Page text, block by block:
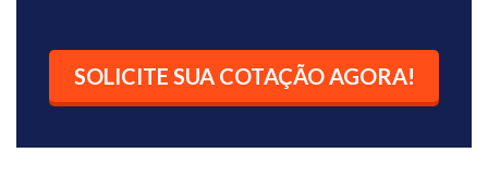
SOLICITE SUA COTAÇÃO AGORA!